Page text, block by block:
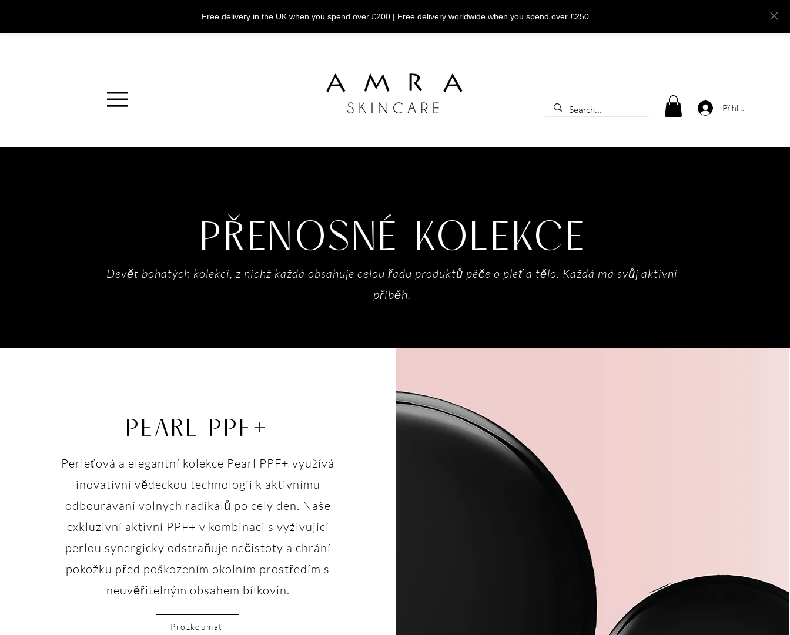
Free delivery in the UK when you spend over £200 | Free delivery worldwide when you spend over £250
Přihlásit se
PŘENOSNÉ KOLEKCE
Devět bohatých kolekcí, z nichž každá obsahuje celou řadu produktů péče o pleť a tělo. Každá má svůj aktivní
příběh.
PEARL PPF+
Perleťová a elegantní kolekce Pearl PPF+ využívá
inovativní vědeckou technologii k aktivnímu
odbourávání volných radikálů po celý den. Naše
exkluzivní aktivní PPF+ v kombinaci s vyživující
perlou synergicky odstraňuje nečistoty a chrání
pokožku před poškozením okolním prostředím s
neuvěřitelným obsahem bílkovin.
Prozkoumat